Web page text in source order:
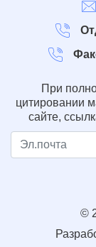
При
цитировании
сайте,
©